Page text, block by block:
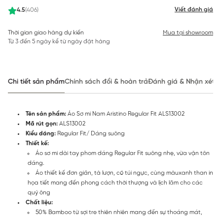
4.5(406) Viết đánh giá
Thời gian giao hàng dự kiến
Từ 3 đến 5 ngày kể từ ngày đặt hàng
Mua tại showroom
Chi tiết sản phẩmChính sách đổi & hoàn trảĐánh giá & Nhận xét
Tên sản phẩm: Áo Sơ mi Nam Aristino Regular Fit ALS13002
Mã rút gọn: ALS13002
Kiểu dáng: Regular Fit/ Dáng suông
Thiết kế:
Áo sơ mi dài tay phom dáng Regular Fit suông nhẹ, vừa vặn tôn
dáng.
Áo thiết kế đơn giản, tà lượn, có túi ngực, cùng màuxanh than in
họa tiết mang đến phong cách thời thượng và lịch lãm cho các
quý ông
Chất liệu:
50% Bamboo từ sợi tre thiên nhiên mang đến sự thoáng mát,